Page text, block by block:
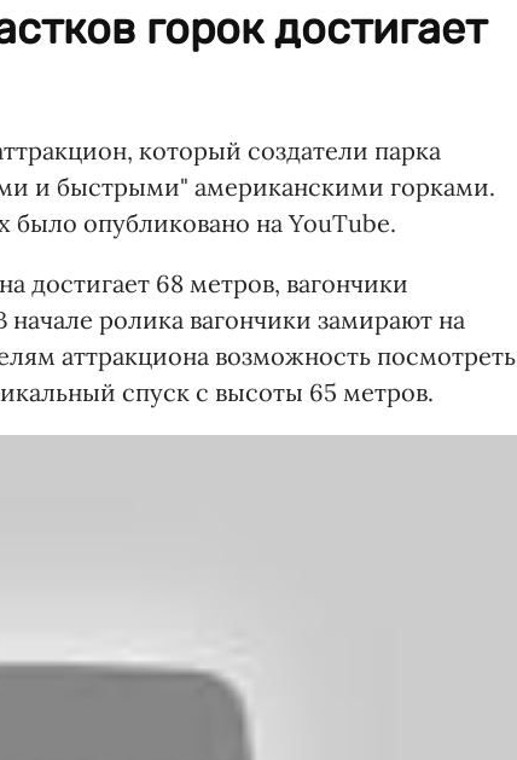
горок достигает
который создатели парка
и быстрыми" американскими горками.
было опубликовано на YouTube.
достигает 68 метров, вагончики
начале ролика вагончики замирают на
аттракциона возможность посмотреть
спуск с высоты 65 метров.